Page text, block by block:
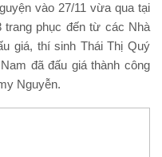
vào 27/11 vừa qua tại
trang phục đến từ các Nhà
giá, thí sinh Thái Thị Quý
đã đấu giá thành công
Nguyễn.